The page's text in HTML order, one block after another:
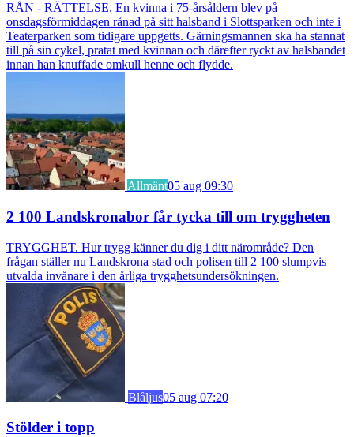
RÅN - RÄTTELSE. En kvinna i 75-årsåldern blev på
onsdagsförmiddagen rånad på sitt halsband i Slottsparken och inte i
Teaterparken som tidigare uppgetts. Gärningsmannen ska ha stannat
till på sin cykel, pratat med kvinnan och därefter ryckt av halsbandet
innan han knuffade omkull henne och flydde.
Allmänt05 aug 09:30
2 100 Landskronabor får tycka till om tryggheten
TRYGGHET. Hur trygg känner du dig i ditt närområde? Den
frågan ställer nu Landskrona stad och polisen till 2 100 slumpvis
utvalda invånare i den årliga trygghetsundersökningen.
Blåljus05 aug 07:20
Stölder i topp